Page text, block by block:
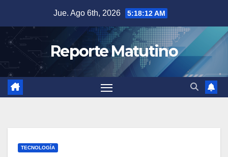
contenido
Jue. Ago 6th, 2026 5:18:14 AM
Reporte Matutino
TECNOLOGÍA